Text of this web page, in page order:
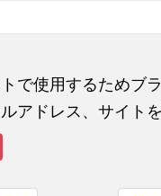
で使用するためブ
アドレス、サイトを